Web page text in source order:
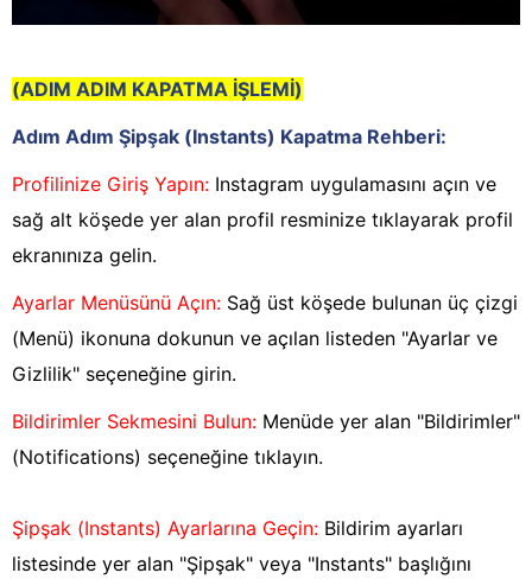
(ADIM ADIM KAPATMA İŞLEMİ)
Adım Adım Şipşak (Instants) Kapatma Rehberi:
Profilinize Giriş Yapın: Instagram uygulamasını açın ve
sağ alt köşede yer alan profil resminize tıklayarak profil
ekranınıza gelin.
Ayarlar Menüsünü Açın: Sağ üst köşede bulunan üç çizgi
(Menü) ikonuna dokunun ve açılan listeden "Ayarlar ve
Gizlilik" seçeneğine girin.
Bildirimler Sekmesini Bulun: Menüde yer alan "Bildirimler"
(Notifications) seçeneğine tıklayın.
Şipşak (Instants) Ayarlarına Geçin: Bildirim ayarları
listesinde yer alan "Şipşak" veya "Instants" başlığını